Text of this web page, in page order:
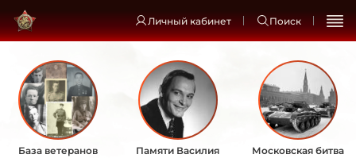
Личный кабинет Поиск
База ветеранов
Памяти Василия
Московская битва